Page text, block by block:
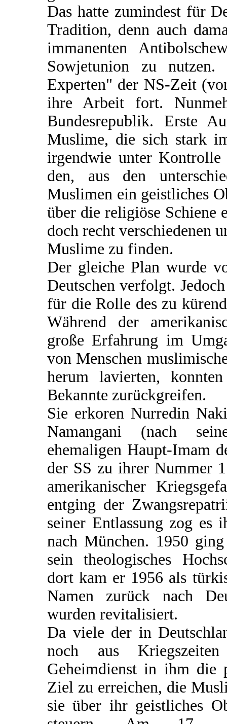
Das hatte zumindest für
Tradition, denn auch
immanenten
Sowjetunion zu
Experten" der NS-Zeit
ihre Arbeit fort.
Bundesrepublik. Erste
Muslime, die sich stark
irgendwie unter
den, aus den
Muslimen ein geistliches
über die religiöse Schiene
doch recht verschiedenen
Muslime zu finden.
Der gleiche Plan wurde
Deutschen verfolgt.
für die Rolle des zu
Während der
große Erfahrung im
von Menschen
herum lavierten,
Bekannte zurückgreifen.
Sie erkoren Nurredin
Namangani (nach
ehemaligen Haupt-Imam
der SS zu ihrer Nummer
amerikanischer
entging der
seiner Entlassung zog es
nach München. 1950
sein theologisches
dort kam er 1956 als
Namen zurück nach
wurden revitalisiert.
Da viele der in
noch aus
Geheimdienst in ihm die
Ziel zu erreichen, die
sie über ihr geistliches